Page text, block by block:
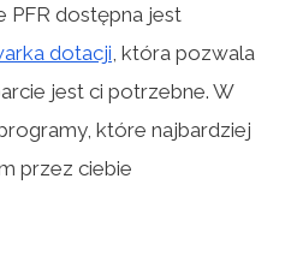
PFR dostępna jest
dotacji , która pozwala
jest ci potrzebne. W
które najbardziej
przez ciebie